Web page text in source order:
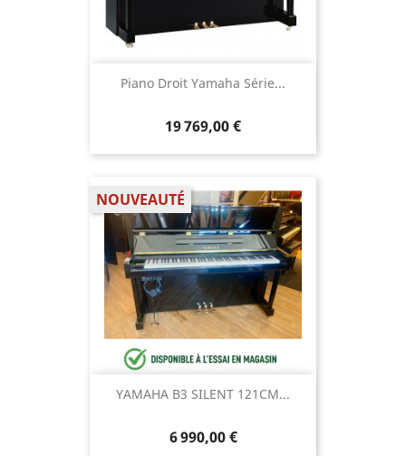
Piano Droit Yamaha Série...
19 769,00 €
YAMAHA B3 SILENT 121CM...
6 990,00 €
NOUVEAUTÉ